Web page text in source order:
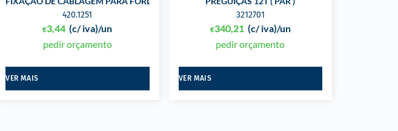
420.1251
€3,44 (c/ iva)/un
pedir orçamento
VER MAIS
3212701
€340,21 (c/ iva)/un
pedir orçamento
VER MAIS